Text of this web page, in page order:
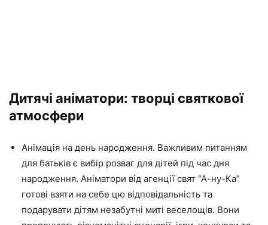
Дитячі аніматори: творці святкової
атмосфери
Анімація на день народження. Важливим питанням
для батьків є вибір розваг для дітей під час дня
народження. Аніматори від агенції свят “А-ну-Ка”
готові взяти на себе цю відповідальність та
подарувати дітям незабутні миті веселощів. Вони